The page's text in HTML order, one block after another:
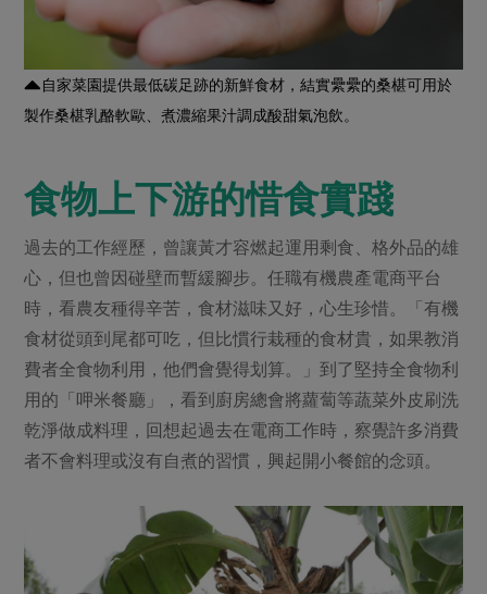
自家菜園提供最低碳足跡的新鮮食材，結實纍纍的桑椹可用於
製作桑椹乳酪軟歐、煮濃縮果汁調成酸甜氣泡飲。
食物上下游的惜食實踐
過去的工作經歷，曾讓黃才容燃起運用剩食、格外品的雄
心，但也曾因碰壁而暫緩腳步。任職有機農產電商平台
時，看農友種得辛苦，食材滋味又好，心生珍惜。「有機
食材從頭到尾都可吃，但比慣行栽種的食材貴，如果教消
費者全食物利用，他們會覺得划算。」到了堅持全食物利
用的「呷米餐廳」，看到廚房總會將蘿蔔等蔬菜外皮刷洗
乾淨做成料理，回想起過去在電商工作時，察覺許多消費
者不會料理或沒有自煮的習慣，興起開小餐館的念頭。